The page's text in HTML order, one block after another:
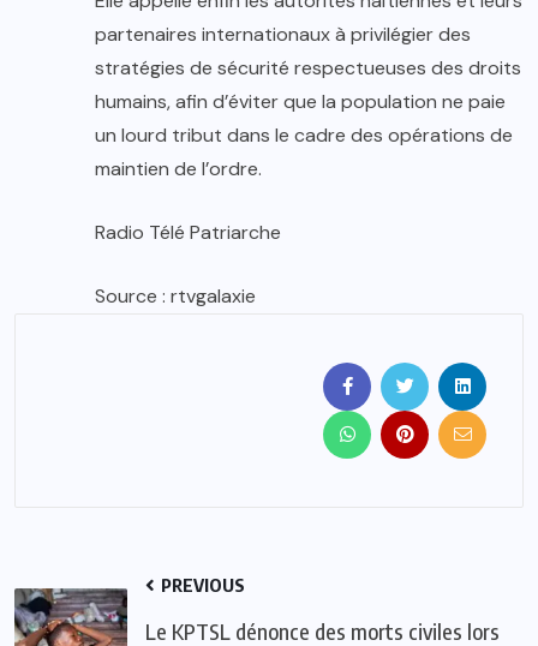
partenaires internationaux à privilégier des
stratégies de sécurité respectueuses des droits
humains, afin d’éviter que la population ne paie
un lourd tribut dans le cadre des opérations de
maintien de l’ordre.
Radio Télé Patriarche
Source : rtvgalaxie
PREVIOUS
Le KPTSL dénonce des morts civiles lors